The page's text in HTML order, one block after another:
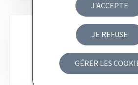
J'ACCEPTE
JE REFUSE
GÉRER LES
BRUIT